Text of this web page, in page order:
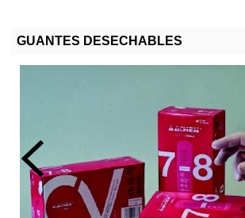
GUANTES DESECHABLES